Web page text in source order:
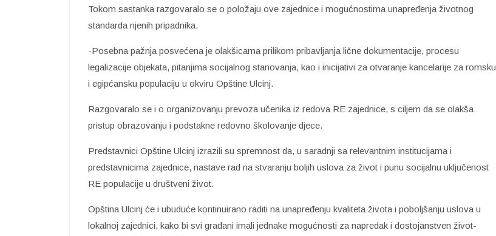
Tokom sastanka razgovaralo se o položaju ove zajednice i mogućnostima unapređenja životnog
standarda njenih pripadnika.
-Posebna pažnja posvećena je olakšicama prilikom pribavljanja lične dokumentacije, procesu
legalizacije objekata, pitanjima socijalnog stanovanja, kao i inicijativi za otvaranje kancelarije za romsku
i egipćansku populaciju u okviru Opštine Ulcinj.
Razgovaralo se i o organizovanju prevoza učenika iz redova RE zajednice, s ciljem da se olakša
pristup obrazovanju i podstakne redovno školovanje djece.
Predstavnici Opštine Ulcinj izrazili su spremnost da, u saradnji sa relevantnim institucijama i
predstavnicima zajednice, nastave rad na stvaranju boljih uslova za život i punu socijalnu uključenost
RE populacije u društveni život.
Opština Ulcinj će i ubuduće kontinuirano raditi na unapređenju kvaliteta života i poboljšanju uslova u
lokalnoj zajednici, kako bi svi građani imali jednake mogućnosti za napredak i dostojanstven život-